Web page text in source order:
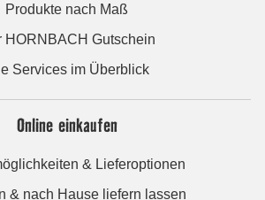
Produkte nach Maß
HORNBACH Gutschein
Services im Überblick
Online einkaufen
& Lieferoptionen
& nach Hause liefern lassen